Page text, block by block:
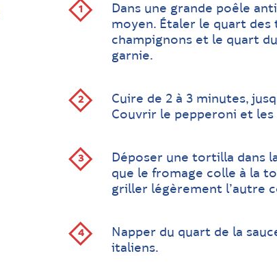
Dans une grande poêle
moyen. Étaler le quart
champignons et le quart
garnie.
Cuire de 2 à 3 minutes,
Couvrir le pepperoni et
Déposer une tortilla dans
que le fromage colle à la
griller légèrement l’autre
Napper du quart de la
italiens.